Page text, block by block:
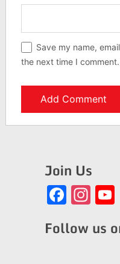
Save my name,
the next time I comment.
Join Us
Follow us